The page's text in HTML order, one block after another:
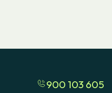
900 103 605